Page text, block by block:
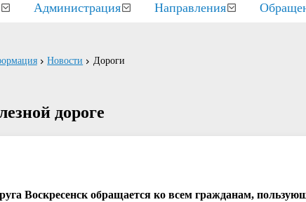
Администрация Направления
Новости Дороги
дороге
Воскресенск обращается ко всем гражданам,